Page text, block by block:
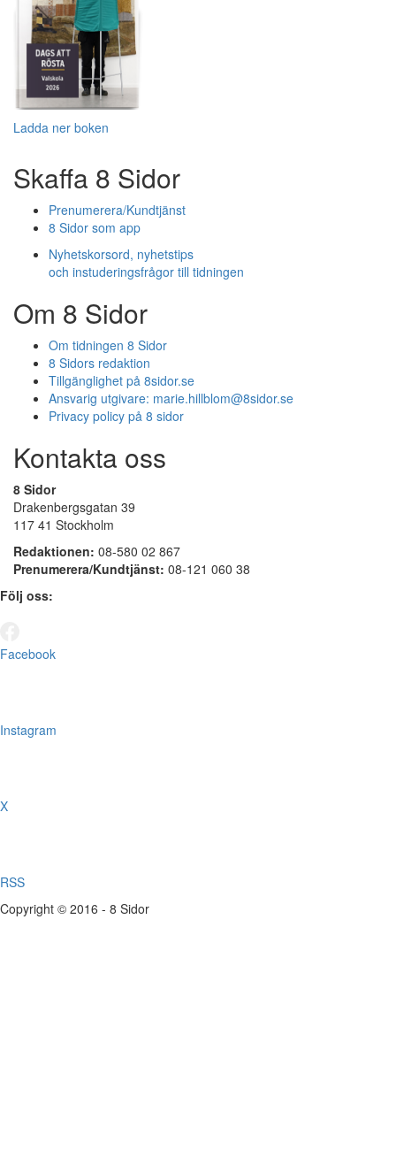
Ladda ner boken
Skaffa 8 Sidor
Prenumerera/Kundtjänst
8 Sidor som app
Nyhetskorsord, nyhetstips
och instuderingsfrågor till tidningen
Om 8 Sidor
Om tidningen 8 Sidor
8 Sidors redaktion
Tillgänglighet på 8sidor.se
Ansvarig utgivare: marie.hillblom@8sidor.se
Privacy policy på 8 sidor
Kontakta oss
8 Sidor
Drakenbergsgatan 39
117 41 Stockholm
Redaktionen: 08-580 02 867
Prenumerera/Kundtjänst: 08-121 060 38
Följ oss:
Facebook
Instagram
X
RSS
Copyright © 2016 - 8 Sidor